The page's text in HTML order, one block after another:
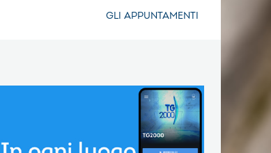
GLI APPUNTAMENTI